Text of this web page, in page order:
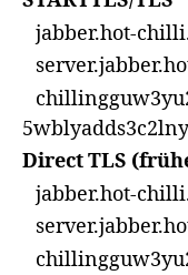
jabber.hot-
Direct TLS
jabber.hot-